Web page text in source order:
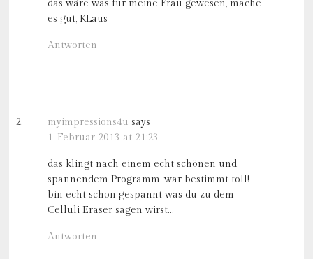
das wäre was für meine Frau gewesen, mache
es gut, KLaus
Antworten
myimpressions4u says
1. Februar 2013 at 21:23
das klingt nach einem echt schönen und
spannendem Programm, war bestimmt toll!
bin echt schon gespannt was du zu dem
Celluli Eraser sagen wirst…
Antworten